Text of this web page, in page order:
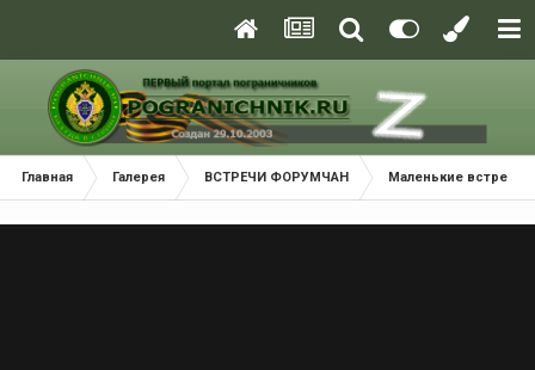
Главная Галерея ВСТРЕЧИ ФОРУМЧАН Маленькие встречи